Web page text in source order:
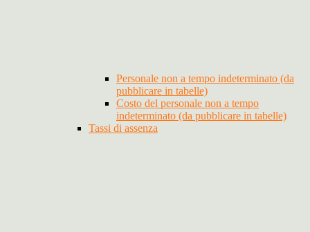
Personale non a tempo indeterminato (da
pubblicare in tabelle)
Costo del personale non a tempo
indeterminato (da pubblicare in tabelle)
Tassi di assenza